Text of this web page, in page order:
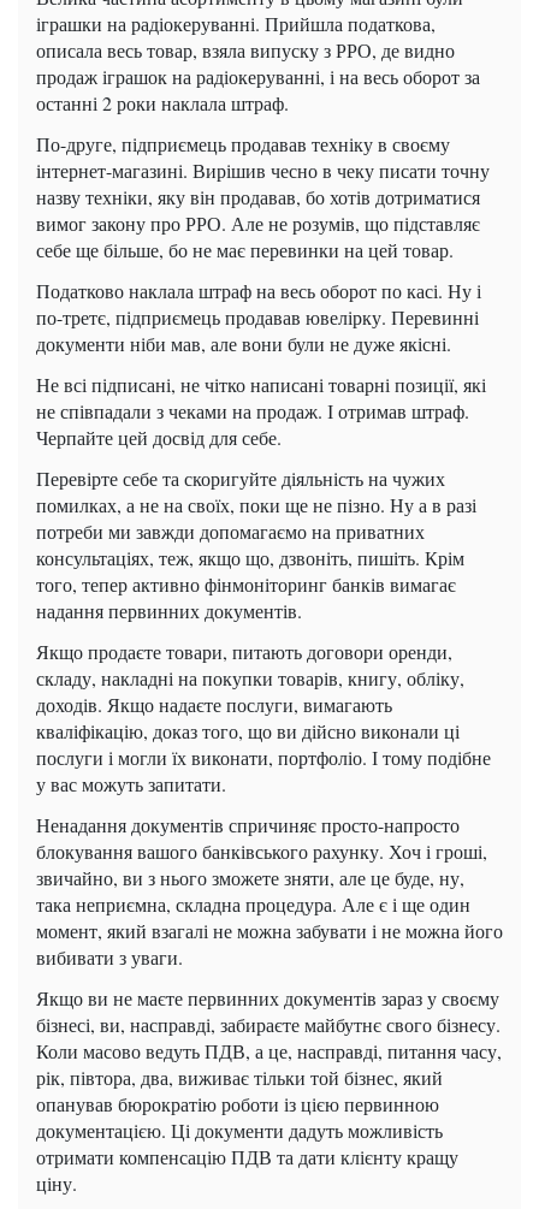
іграшки на радіокеруванні. Прийшла податкова,
описала весь товар, взяла випуску з РРО, де видно
продаж іграшок на радіокеруванні, і на весь оборот за
останні 2 роки наклала штраф.
По-друге, підприємець продавав техніку в своєму
інтернет-магазині. Вирішив чесно в чеку писати точну
назву техніки, яку він продавав, бо хотів дотриматися
вимог закону про РРО. Але не розумів, що підставляє
себе ще більше, бо не має перевинки на цей товар.
Податково наклала штраф на весь оборот по касі. Ну і
по-третє, підприємець продавав ювелірку. Перевинні
документи ніби мав, але вони були не дуже якісні.
Не всі підписані, не чітко написані товарні позиції, які
не співпадали з чеками на продаж. І отримав штраф.
Черпайте цей досвід для себе.
Перевірте себе та скоригуйте діяльність на чужих
помилках, а не на своїх, поки ще не пізно. Ну а в разі
потреби ми завжди допомагаємо на приватних
консультаціях, теж, якщо що, дзвоніть, пишіть. Крім
того, тепер активно фінмоніторинг банків вимагає
надання первинних документів.
Якщо продаєте товари, питають договори оренди,
складу, накладні на покупки товарів, книгу, обліку,
доходів. Якщо надаєте послуги, вимагають
кваліфікацію, доказ того, що ви дійсно виконали ці
послуги і могли їх виконати, портфоліо. І тому подібне
у вас можуть запитати.
Ненадання документів спричиняє просто-напросто
блокування вашого банківського рахунку. Хоч і гроші,
звичайно, ви з нього зможете зняти, але це буде, ну,
така неприємна, складна процедура. Але є і ще один
момент, який взагалі не можна забувати і не можна його
вибивати з уваги.
Якщо ви не маєте первинних документів зараз у своєму
бізнесі, ви, насправді, забираєте майбутнє свого бізнесу.
Коли масово ведуть ПДВ, а це, насправді, питання часу,
рік, півтора, два, виживає тільки той бізнес, який
опанував бюрократію роботи із цією первинною
документацією. Ці документи дадуть можливість
отримати компенсацію ПДВ та дати клієнту кращу
ціну.